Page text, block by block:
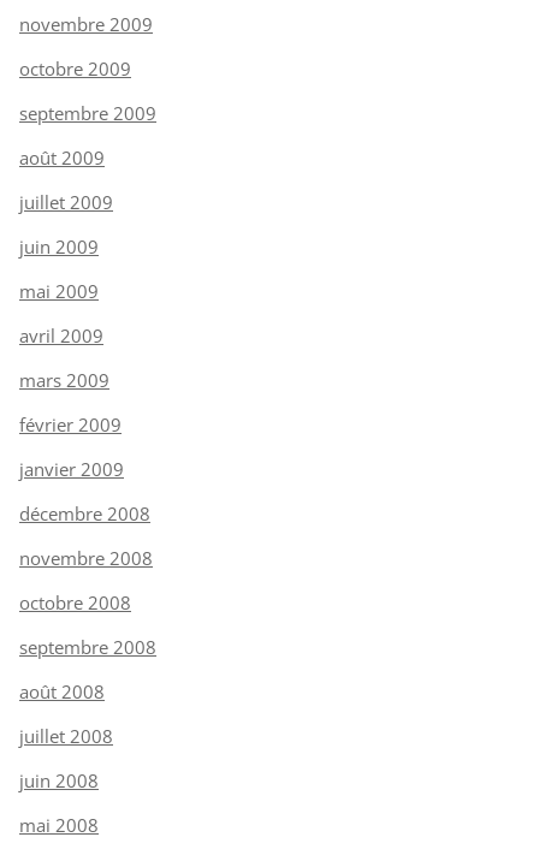
novembre 2009
octobre 2009
septembre 2009
août 2009
juillet 2009
juin 2009
mai 2009
avril 2009
mars 2009
février 2009
janvier 2009
décembre 2008
novembre 2008
octobre 2008
septembre 2008
août 2008
juillet 2008
juin 2008
mai 2008